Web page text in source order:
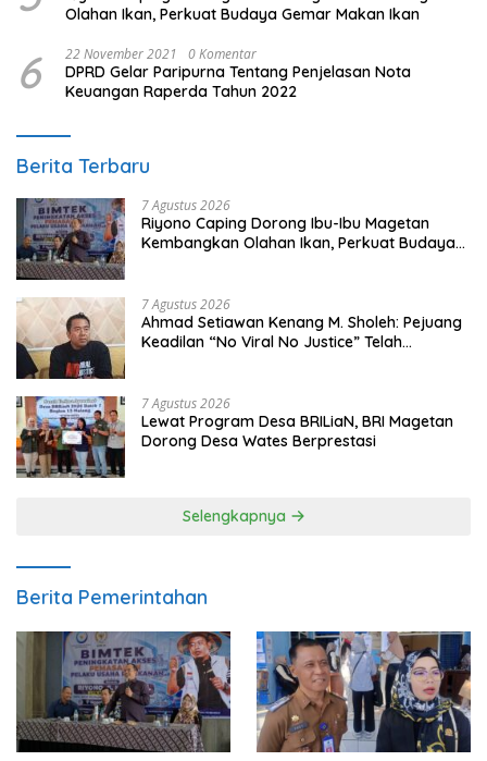
Olahan Ikan, Perkuat Budaya Gemar Makan Ikan
6 22 November 2021 0 Komentar
DPRD Gelar Paripurna Tentang Penjelasan Nota
Keuangan Raperda Tahun 2022
Berita Terbaru
7 Agustus 2026
Riyono Caping Dorong Ibu-Ibu Magetan
Kembangkan Olahan Ikan, Perkuat Budaya
7 Agustus 2026
Ahmad Setiawan Kenang M. Sholeh: Pejuang
Keadilan “No Viral No Justice” Telah
7 Agustus 2026
Lewat Program Desa BRILiaN, BRI Magetan
Dorong Desa Wates Berprestasi
Selengkapnya
Berita Pemerintahan